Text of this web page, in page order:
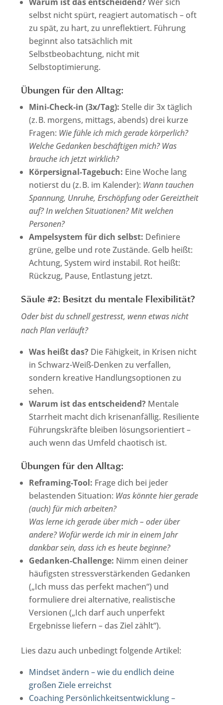
selbst nicht spürt, reagiert automatisch – oft
zu spät, zu hart, zu unreflektiert. Führung
beginnt also tatsächlich mit
Selbstbeobachtung, nicht mit
Selbstoptimierung.
Übungen für den Alltag:
Mini-Check-in (3x/Tag):Stelle dir 3x täglich
(z. B. morgens, mittags, abends) drei kurze
Fragen: Wie fühle ich mich gerade körperlich?
Welche Gedanken beschäftigen mich?Was
brauche ich jetzt wirklich?
Körpersignal-Tagebuch: Eine Woche lang
notierst du (z. B. im Kalender): Wann tauchen
Spannung, Unruhe, Erschöpfung oder Gereiztheit
auf? In welchen Situationen? Mit welchen
Personen?
Ampelsystem für dich selbst: Definiere
grüne, gelbe und rote Zustände. Gelb heißt:
Achtung, System wird instabil. Rot heißt:
Rückzug, Pause, Entlastung jetzt.
Säule #2: Besitzt du mentale Flexibilität?
Oder bist du schnell gestresst, wenn etwas nicht
nach Plan verläuft?
Was heißt das? Die Fähigkeit, in Krisen nicht
in Schwarz-Weiß-Denken zu verfallen,
sondern kreative Handlungsoptionen zu
sehen.
Warum ist das entscheidend? Mentale
Starrheit macht dich krisenanfällig. Resiliente
Führungskräfte bleiben lösungsorientiert –
auch wenn das Umfeld chaotisch ist.
Übungen für den Alltag:
Reframing-Tool: Frage dich bei jeder
belastenden Situation: Was könnte hier gerade
(auch) für mich arbeiten?
Was lerne ich gerade über mich – oder über
andere?Wofür werde ich mir in einem Jahr
dankbar sein, dass ich es heute beginne?
Gedanken-Challenge: Nimm einen deiner
häufigsten stressverstärkenden Gedanken
(„Ich muss das perfekt machen“) und
formuliere drei alternative, realistische
Versionen („Ich darf auch unperfekt
Ergebnisse liefern – das Ziel zählt“).
Lies dazu auch unbedingt folgende Artikel:
Mindset ändern – wie du endlich deine
großen Ziele erreichst
Coaching Persönlichkeitsentwicklung –